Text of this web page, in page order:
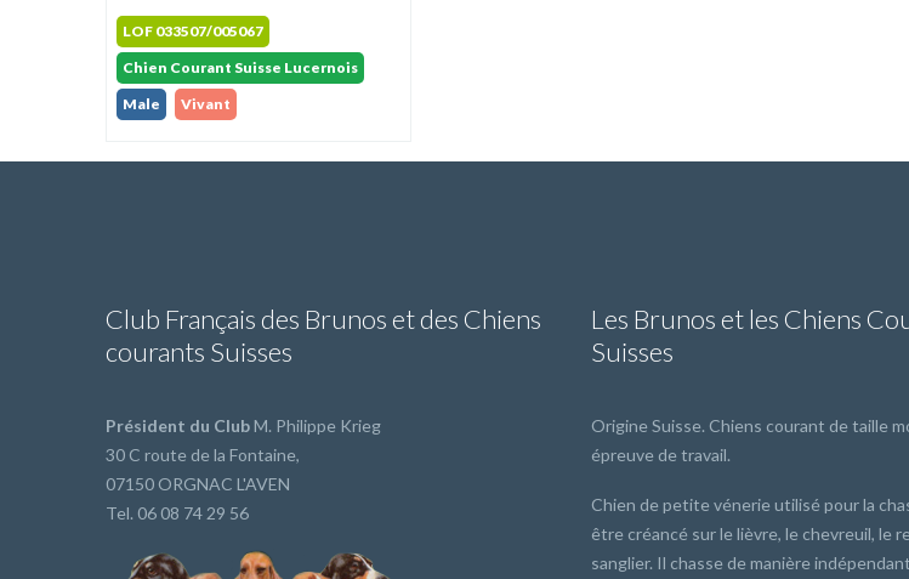
LOF 033507/005067
Chien Courant Suisse Lucernois
Male
Vivant
Club Français des Brunos et des Chiens
courants Suisses
Président du ClubM. Philippe Krieg
30 C route de la Fontaine,
07150 ORGNAC L'AVEN
Tel. 06 08 74 29 56
Les Brunos et les Chiens
Suisses
Origine Suisse. Chiens courant de taille
épreuve de travail.
Chien de petite vénerie utilisé pour la
être créancé sur le lièvre, le chevreuil, le
sanglier. Il chasse de manière